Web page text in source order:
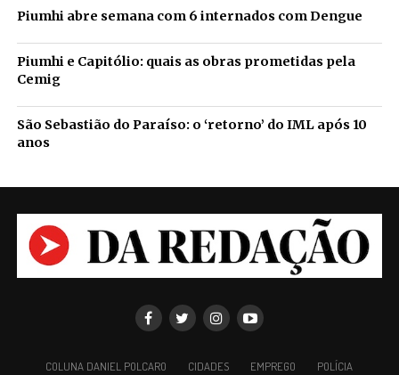
Piumhi abre semana com 6 internados com Dengue
Piumhi e Capitólio: quais as obras prometidas pela
Cemig
São Sebastião do Paraíso: o ‘retorno’ do IML após 10
anos
COLUNA DANIEL POLCARO CIDADES EMPREGO POLÍCIA